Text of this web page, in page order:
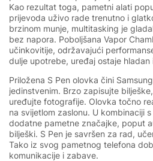
Kao rezultat toga, pametni alati
prijevoda uživo rade trenutno i
brzinom munje, multitasking je
bez napora. Poboljšana Vapor
učinkovitije, održavajući
dulje upotrebe, uređaj ostaje hladan
Priložena S Pen olovka čini
jedinstvenim. Brzo zapisujte
uređujte fotografije. Olovka točno
na svijetlom zaslonu. U kombinaciji
dodatne pametne značajke, poput
bilješki. S Pen je savršen za rad,
Tako iz svog pametnog telefona
komunikacije i zabave.